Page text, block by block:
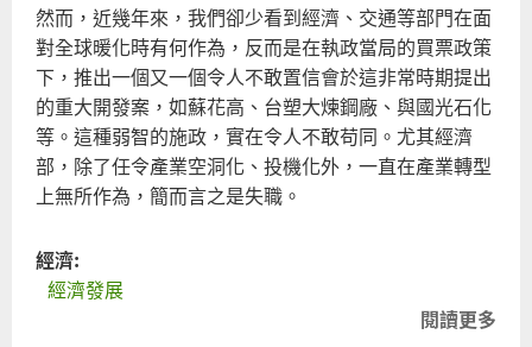
然而，近幾年來，我們卻少看到經濟、交通等部門在面
對全球暖化時有何作為，反而是在執政當局的買票政策
下，推出一個又一個令人不敢置信會於這非常時期提出
的重大開發案，如蘇花高、台塑大煉鋼廠、與國光石化
等。這種弱智的施政，實在令人不敢苟同。尤其經濟
部，除了任令產業空洞化、投機化外，一直在產業轉型
上無所作為，簡而言之是失職。
經濟:
經濟發展
閱讀更多